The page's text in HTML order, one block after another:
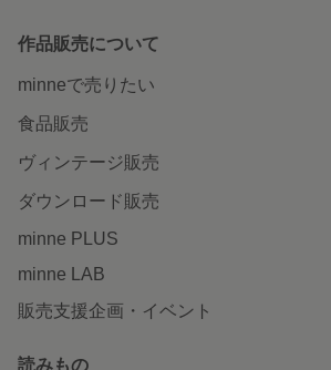
作品販売について
minneで売りたい
食品販売
ヴィンテージ販売
ダウンロード販売
minne PLUS
minne LAB
販売支援企画・イベント
読みもの